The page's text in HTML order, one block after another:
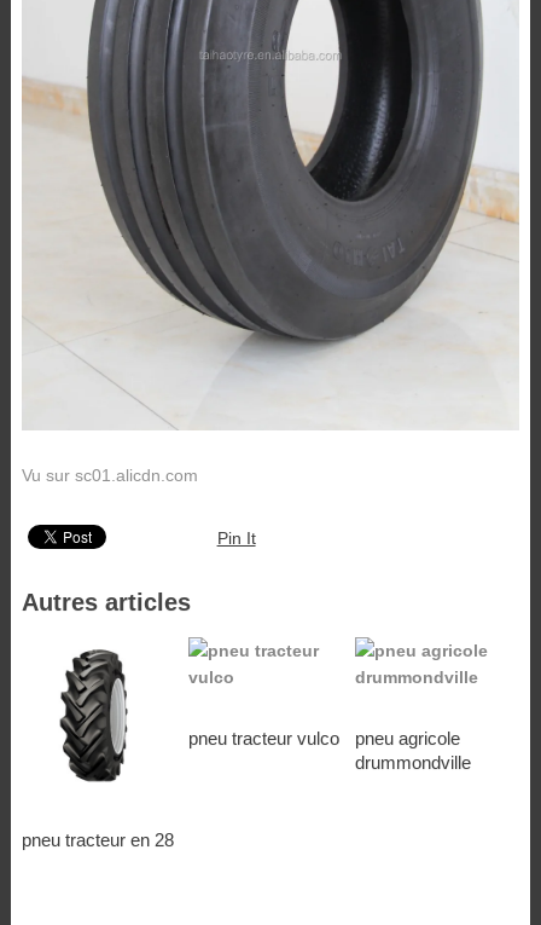
Vu sur sc01.alicdn.com
Pin It
Autres articles
pneu tracteur en 28
pneu tracteur vulco
pneu agricole
drummondville